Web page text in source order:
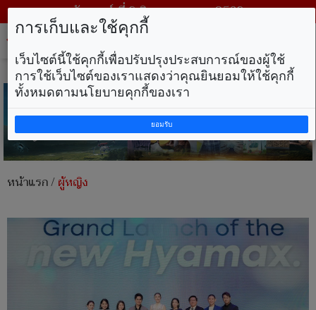
วันเสาร์ ที่ 8 สิงหาคม พ.ศ. 2569
หน้าแรก/ผู้หญิง
การเก็บและใช้คุกกี้
เว็บไซต์นี้ใช้คุกกี้เพื่อปรับปรุงประสบการณ์ของผู้ใช้
การใช้เว็บไซต์ของเราแสดงว่าคุณยินยอมให้ใช้คุกกี้
ทั้งหมดตามนโยบายคุกกี้ของเรา
ยอมรับ